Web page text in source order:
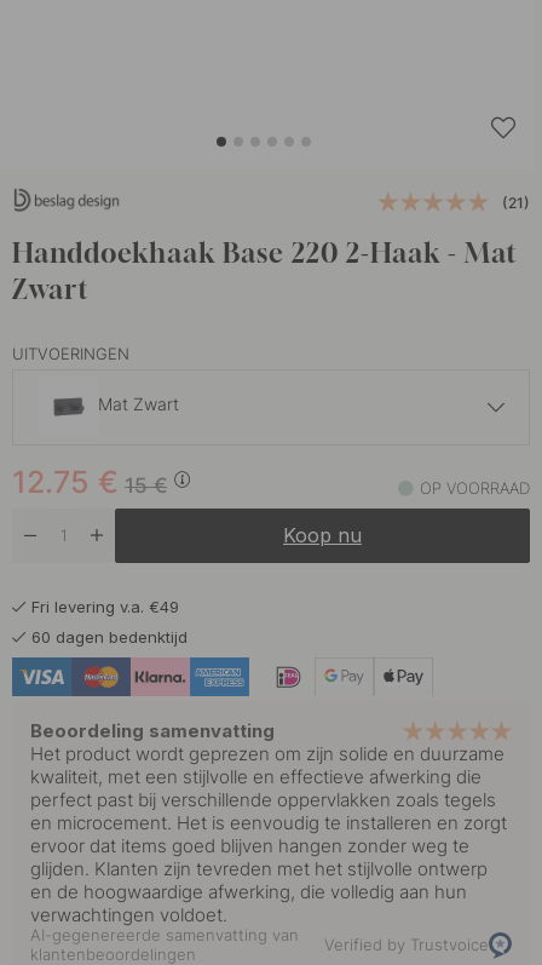
(21)
Handdoekhaak Base 220 2-Haak - Mat
Zwart
UITVOERINGEN
Mat Zwart
Chroom Op voorraad
Op voorraad
Gepolijst Messing
15€
12.75 € OP VOORRAAD
Koop nu
Fri levering v.a. €49
60 dagen bedenktijd
Beoordeling samenvatting
Het product wordt geprezen om zijn solide en duurzame
kwaliteit, met een stijlvolle en effectieve afwerking die
perfect past bij verschillende oppervlakken zoals tegels
en microcement. Het is eenvoudig te installeren en zorgt
ervoor dat items goed blijven hangen zonder weg te
glijden. Klanten zijn tevreden met het stijlvolle ontwerp
en de hoogwaardige afwerking, die volledig aan hun
verwachtingen voldoet.
AI-gegenereerde samenvatting van
klantenbeoordelingen
Verified by Trustvoice